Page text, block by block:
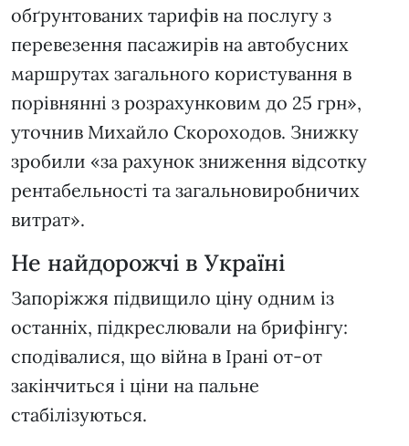
обґрунтованих тарифів на послугу з
перевезення пасажирів на автобусних
маршрутах загального користування в
порівнянні з розрахунковим до 25 грн»,
уточнив Михайло Скороходов. Знижку
зробили «за рахунок зниження відсотку
рентабельності та загальновиробничих
витрат».
Не найдорожчі в Україні
Запоріжжя підвищило ціну одним із
останніх, підкреслювали на брифінгу:
сподівалися, що війна в Ірані от-от
закінчиться і ціни на пальне
стабілізуються.